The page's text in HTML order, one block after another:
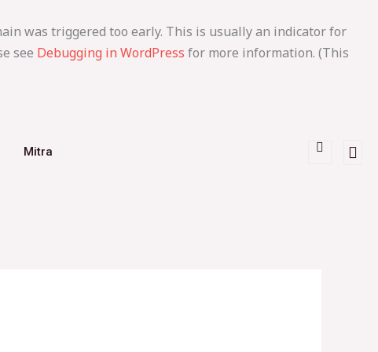
was triggered too early. This is usually an indicator for
see Debugging in WordPress for more information. (This
Mitra